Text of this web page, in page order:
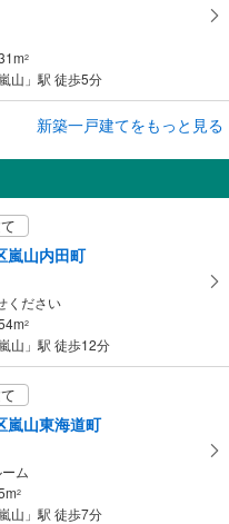
2
山」駅 徒歩5分
嵐山茶尻町
山」駅 徒歩5分
新築一戸建てをもっと見る
嵐山内田町
ください
2
山」駅 徒歩12分
嵐山東海道町
ム
2
山」駅 徒歩7分